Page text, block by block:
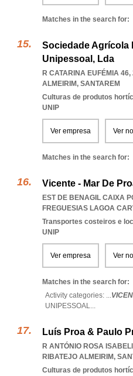
Matches in the search for:
Sociedade Agrícola
Unipessoal, Lda
R CATARINA EUFÉMIA
ALMEIRIM, SANTAREM
Culturas de produtos
UNIP
Ver empresa Ver
Matches in the search for:
Vicente - Mar De
EST DE BENAGIL CAIXA
FREGUESIAS LAGOA
Transportes costeiros e
UNIP
Ver empresa Ver
Matches in the search for:
Activity categories: ...
UNIPESSOAL...
Luís Proa & Paulo
R ANTÓNIO ROSA
RIBATEJO ALMEIRIM,
Culturas de produtos